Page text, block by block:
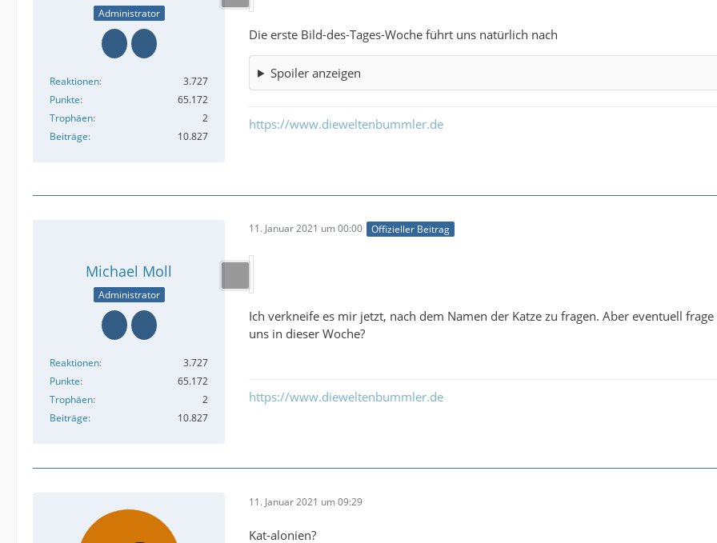
Administrator
Reaktionen
3.727
Punkte
65.172
Trophäen
2
Beiträge
10.827
Die erste Bild-des-Tages-Woche führt uns natürlich nach
Spoiler anzeigen
https://www.dieweltenbummler.de
Michael Moll
Administrator
Reaktionen
3.727
Punkte
65.172
Trophäen
2
Beiträge
10.827
11. Januar 2021 um 00:00 Offizieller Beitrag
Ich verkneife es mir jetzt, nach dem Namen der Katze zu fragen. Aber eventuell
uns in dieser Woche?
https://www.dieweltenbummler.de
11. Januar 2021 um 09:29
Kat-alonien?